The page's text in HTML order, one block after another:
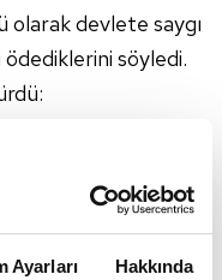
Ayarları Hakkında
olarak devlete saygı
söyledi.
Sigorta,
Fenerbahçe
Ama bunun
hem amatör